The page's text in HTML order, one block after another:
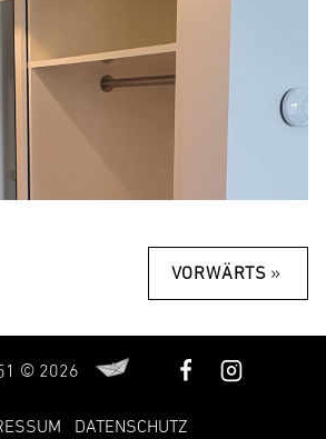
VORWÄRTS »
© 2026
DATENSCHUTZ